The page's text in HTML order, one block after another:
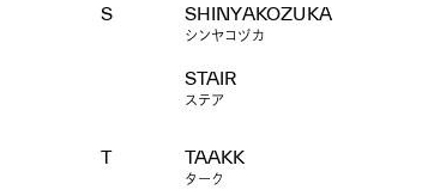
S SHINYAKOZUKA
シンヤコヅカ
STAIR
ステア
T TAAKK
ターク